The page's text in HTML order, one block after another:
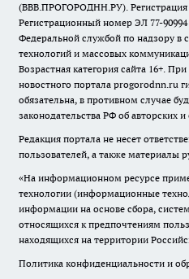
(ВВВ.ПРОГОРОДНН.РУ). Регистрация
Регистрационный номер ЭЛ 77-90994
Федеральной службой по надзору в
технологий и массовых
Возрастная категория сайта 16+.
новостного портала progorodnn.ru
обязательна, в противном случае
законодательства РФ об авторских
Редакция портала не несет
пользователей, а также материалы
«На информационном ресурсе
технологии (информационные
информации на основе сбора,
относящихся к предпочтениям
находящихся на территории
Политика конфиденциальности и